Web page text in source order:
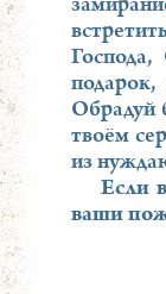
Обрадуй
твоём
из
Если
ваши